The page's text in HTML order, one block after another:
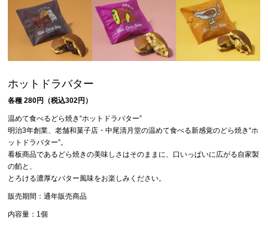
ホットドラバター
各種 280円（税込302円）
温めて食べるどら焼き“ホットドラバター”
明治3年創業、老舗和菓子店・中尾清月堂の温めて食べる新感覚のどら焼き“ホ
ットドラバター”。
看板商品であるどら焼きの美味しさはそのままに、口いっぱいに広がる自家製
の餡と、
とろける濃厚なバター風味をお楽しみください。
販売期間：通年販売商品
内容量：1個